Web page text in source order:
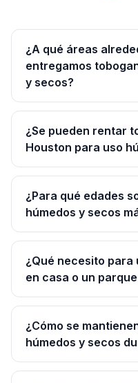
¿A qué áreas
entregamos
y secos?
¿Se pueden rentar
Houston para uso
¿Para qué edades
húmedos y secos
¿Qué necesito para
en casa o un
¿Cómo se
húmedos y secos